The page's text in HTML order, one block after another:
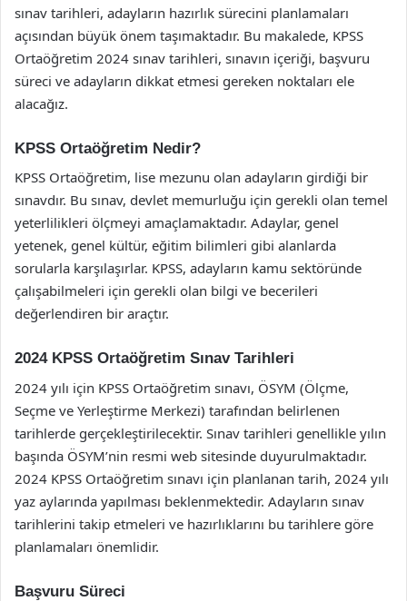
sınav tarihleri, adayların hazırlık sürecini planlamaları
açısından büyük önem taşımaktadır. Bu makalede, KPSS
Ortaöğretim 2024 sınav tarihleri, sınavın içeriği, başvuru
süreci ve adayların dikkat etmesi gereken noktaları ele
alacağız.
KPSS Ortaöğretim Nedir?
KPSS Ortaöğretim, lise mezunu olan adayların girdiği bir
sınavdır. Bu sınav, devlet memurluğu için gerekli olan temel
yeterlilikleri ölçmeyi amaçlamaktadır. Adaylar, genel
yetenek, genel kültür, eğitim bilimleri gibi alanlarda
sorularla karşılaşırlar. KPSS, adayların kamu sektöründe
çalışabilmeleri için gerekli olan bilgi ve becerileri
değerlendiren bir araçtır.
2024 KPSS Ortaöğretim Sınav Tarihleri
2024 yılı için KPSS Ortaöğretim sınavı, ÖSYM (Ölçme,
Seçme ve Yerleştirme Merkezi) tarafından belirlenen
tarihlerde gerçekleştirilecektir. Sınav tarihleri genellikle yılın
başında ÖSYM’nin resmi web sitesinde duyurulmaktadır.
2024 KPSS Ortaöğretim sınavı için planlanan tarih, 2024 yılı
yaz aylarında yapılması beklenmektedir. Adayların sınav
tarihlerini takip etmeleri ve hazırlıklarını bu tarihlere göre
planlamaları önemlidir.
Başvuru Süreci